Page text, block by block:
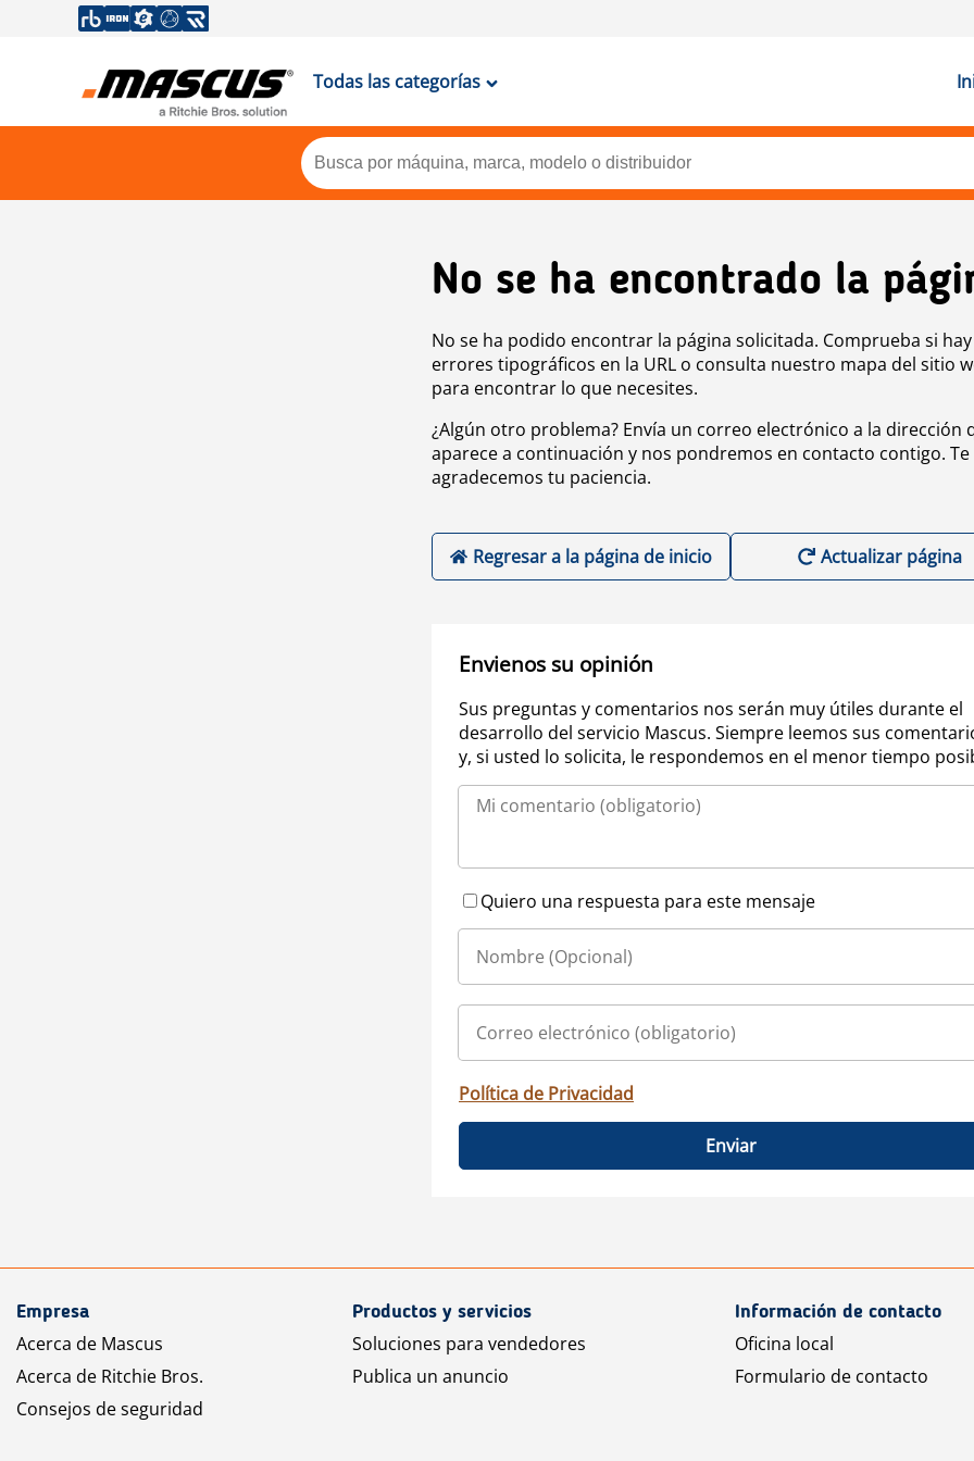
Todas las categorías
No se ha encontrado la
No se ha podido encontrar la página solicitada. Comprueba si hay
errores tipográficos en la URL o consulta nuestro mapa del sitio
para encontrar lo que necesites.
¿Algún otro problema? Envía un correo electrónico a la dirección
aparece a continuación y nos pondremos en contacto contigo. Te
agradecemos tu paciencia.
Regresar a la página de inicio Actualizar página
Envienos su opinión
Sus preguntas y comentarios nos serán muy útiles durante el
desarrollo del servicio Mascus. Siempre leemos sus
y, si usted lo solicita, le respondemos en el menor tiempo
Quiero una respuesta para este mensaje
Política de Privacidad
Enviar
Empresa
Acerca de Mascus
Acerca de Ritchie Bros.
Consejos de seguridad
Productos y servicios
Soluciones para vendedores
Publica un anuncio
Información de contacto
Oficina local
Formulario de contacto